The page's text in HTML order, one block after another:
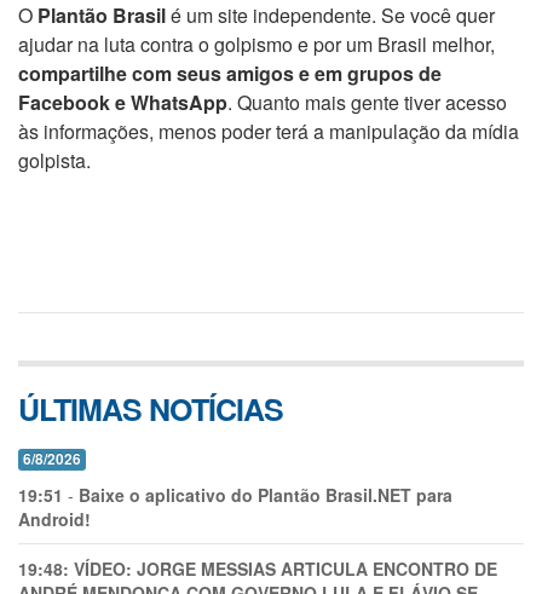
O Plantão Brasilé um site independente. Se você quer
ajudar na luta contra o golpismo e por um Brasil melhor,
compartilhe com seus amigos e em grupos de
Facebook e WhatsApp. Quanto mais gente tiver acesso
às informações, menos poder terá a manipulação da mídia
golpista.
ÚLTIMAS NOTÍCIAS
6/8/2026
19:51 - Baixe o aplicativo do Plantão Brasil.NET para
Android!
19:48: VÍDEO: JORGE MESSIAS ARTICULA ENCONTRO DE